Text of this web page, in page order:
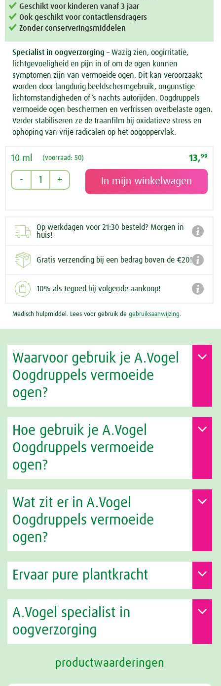
Geschikt voor kinderen vanaf 3 jaar
Ook geschikt voor contactlensdragers
Zonder conserveringsmiddelen
Specialist in oogverzorging – Wazig zien, oogirritatie,
lichtgevoeligheid en pijn in of om de ogen kunnen
symptomen zijn van vermoeide ogen. Dit kan veroorzaakt
worden door langdurig beeldschermgebruik, ongunstige
lichtomstandigheden of ’s nachts autorijden. Oogdruppels
vermoeide ogen beschermen en verfrissen overbelaste ogen.
Verder stabiliseren ze de traanfilm bij oxidatieve stress en
ophoping van vrije radicalen op het oogoppervlak.
10 ml (voorraad: 50) 13,99
Op werkdagen voor 21:30 besteld? Morgen in
huis!

Gratis verzending bij een bedrag boven de €20!
10% als tegoed bij volgende aankoop! 
Medisch hulpmiddel. Lees voor gebruik de gebruiksaanwijzing.
Waarvoor gebruik je A.Vogel
Oogdruppels vermoeide
ogen?
Hoe gebruik je A.Vogel
Oogdruppels vermoeide
ogen?
Wat zit er in A.Vogel
Oogdruppels vermoeide
ogen?
Ervaar pure plantkracht
A.Vogel specialist in
oogverzorging
productwaarderingen